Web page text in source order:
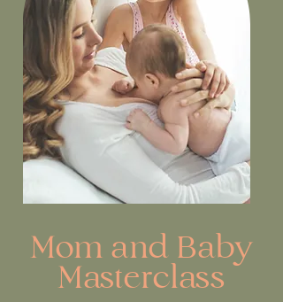
Mom and Baby
Masterclass